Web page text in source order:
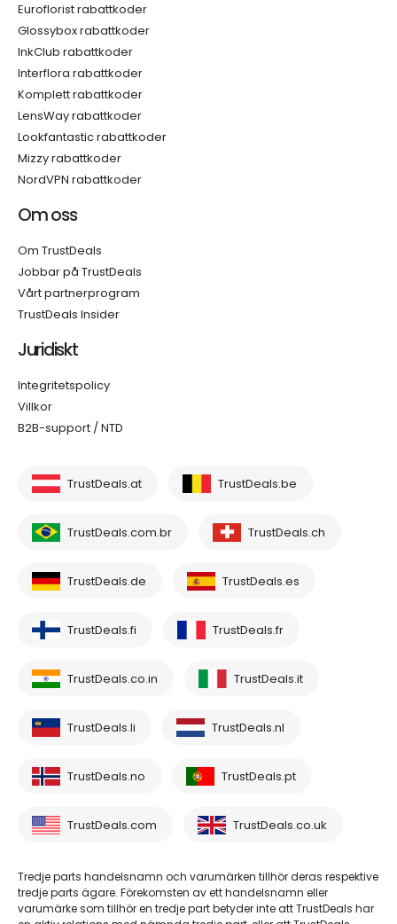
Euroflorist rabattkoder
Glossybox rabattkoder
InkClub rabattkoder
Interflora rabattkoder
Komplett rabattkoder
LensWay rabattkoder
Lookfantastic rabattkoder
Mizzy rabattkoder
NordVPN rabattkoder
Om oss
Om TrustDeals
Jobbar på TrustDeals
Vårt partnerprogram
TrustDeals Insider
Juridiskt
Integritetspolicy
Villkor
B2B-support / NTD
TrustDeals.at TrustDeals.be
TrustDeals.com.br TrustDeals.ch
TrustDeals.de TrustDeals.es
TrustDeals.fi TrustDeals.fr
TrustDeals.co.in TrustDeals.it
TrustDeals.li TrustDeals.nl
TrustDeals.no TrustDeals.pt
TrustDeals.com TrustDeals.co.uk
Tredje parts handelsnamn och varumärken tillhör deras respektive
tredje parts ägare. Förekomsten av ett handelsnamn eller
varumärke som tillhör en tredje part betyder inte att TrustDeals har